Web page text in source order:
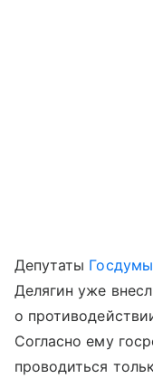
Депутаты Госдумы
Делягин уже
о
Согласно ему
проводиться